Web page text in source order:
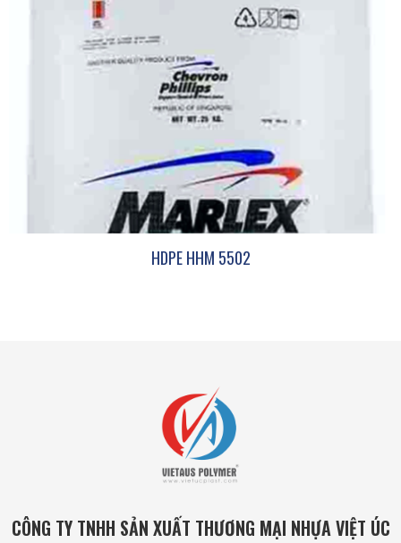
HDPE HHM 5502
CÔNG TY TNHH SẢN XUẤT THƯƠNG MẠI NHỰA VIỆT ÚC